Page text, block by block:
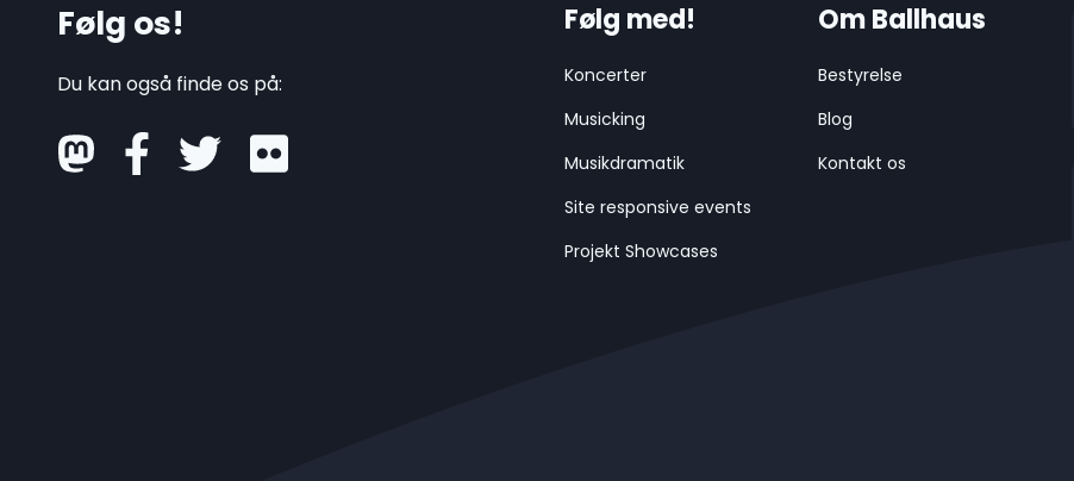
Følg os!
Du kan også finde os på:
mastodon
Følg med!
Koncerter
Musicking
Musikdramatik
Site responsive events
Projekt Showcases
Om Ballhaus
Bestyrelse
Blog
Kontakt os